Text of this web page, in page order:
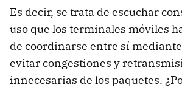
Es decir, se trata de escuchar
uso que los terminales móviles
de coordinarse entre sí mediante
evitar congestiones y
innecesarias de los paquetes.